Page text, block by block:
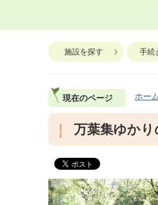
施設を探す 手続
現在のページ ホーム
万葉集ゆかり